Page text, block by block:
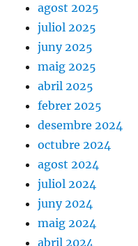
agost 2025
juliol 2025
juny 2025
maig 2025
abril 2025
febrer 2025
desembre 2024
octubre 2024
agost 2024
juliol 2024
juny 2024
maig 2024
abril 2024